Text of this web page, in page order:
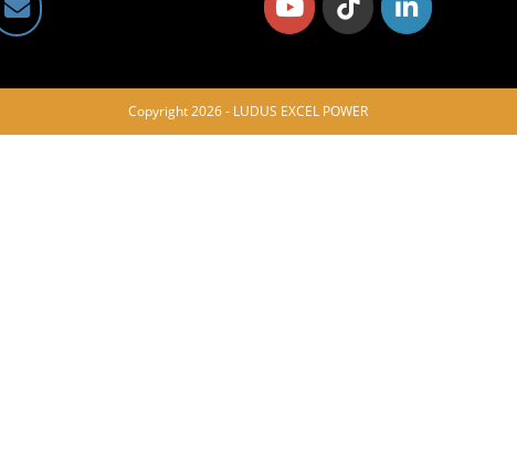
Copyright 2026 - LUDUS EXCEL POWER